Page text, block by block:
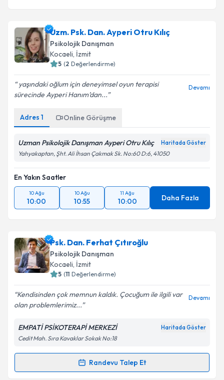
Uzm. Psk. Dan. Ayperi Otru Kılıç
Psikolojik Danışman
Kocaeli, İzmit
5 (2 Değerlendirme)
yaşındaki oğlum için deneyimsel oyun terapisi
sürecinde Ayperi Hanım’dan...
Devamı
Adres 1 Online Görüşme
Uzman Psikolojik Danışman Ayperi Otru Kılıç Haritada Göster
Yahyakaptan, Şht. Ali İhsan Çakmak Sk. No:60 D:6, 41050
En Yakın Saatler
10 Ağu
10:00
10 Ağu
10:55
11 Ağu
10:00 Daha Fazla
Psk. Dan. Ferhat Çıtıroğlu
Psikolojik Danışman
Kocaeli, İzmit
5 (11 Değerlendirme)
Kendisinden çok memnun kaldık. Çocuğum ile ilgili var
olan problemlerimiz...
Devamı
EMPATİ PSİKOTERAPİ MERKEZİ Haritada Göster
Cedit Mah. Sıra Kavaklar Sokak No:18
Randevu Talep Et
Randevu Takvimi Talebi